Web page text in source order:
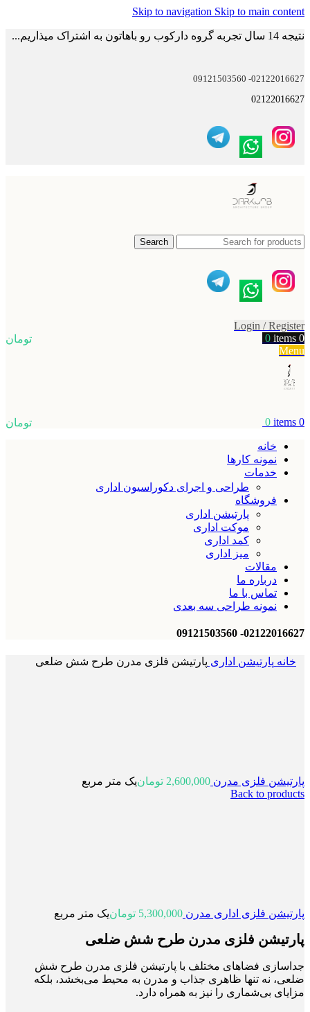
Skip to navigation Skip to main content
نتیجه 14 سال تجربه گروه دارکوب رو باهاتون به اشتراک میذاریم...
02122016627- 09121503560
02122016627
Search
Login / Register
0
items
0
تومان
Menu
0
items
0
تومان
خانه
نمونه کارها
خدمات
طراحی و اجرای دکوراسیون اداری
فروشگاه
پارتیشن اداری
موکت اداری
کمد اداری
میز اداری
مقالات
درباره ما
تماس با ما
نمونه طراحی سه بعدی
02122016627- 09121503560
خانه پارتیشن اداری پارتیشن فلزی مدرن طرح شش ضلعی
پارتیشن فلزی مدرن 2,600,000 تومانیک متر مربع
Back to products
پارتیشن فلزی اداری مدرن 5,300,000 تومانیک متر مربع
پارتیشن فلزی مدرن طرح شش ضلعی
جداسازی فضاهای مختلف با پارتیشن فلزی مدرن طرح شش
ضلعی، نه تنها ظاهری جذاب و مدرن به محیط می‌بخشد، بلکه
مزایای بی‌شماری را نیز به همراه دارد.